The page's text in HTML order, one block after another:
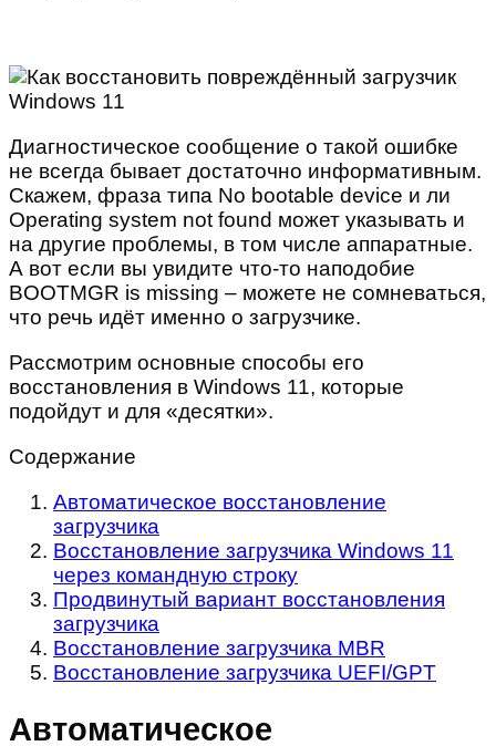
Диагностическое сообщение о такой ошибке
не всегда бывает достаточно информативным.
Скажем, фраза типа No bootable device и ли
Operating system not found может указывать и
на другие проблемы, в том числе аппаратные.
А вот если вы увидите что-то наподобие
BOOTMGR is missing – можете не сомневаться,
что речь идёт именно о загрузчике.
Рассмотрим основные способы его
восстановления в Windows 11, которые
подойдут и для «десятки».
Содержание
Автоматическое восстановление
загрузчика
Восстановление загрузчика Windows 11
через командную строку
Продвинутый вариант восстановления
загрузчика
Восстановление загрузчика MBR
Восстановление загрузчика UEFI/GPT
Автоматическое